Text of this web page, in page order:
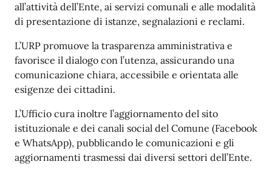
all’attività dell’Ente, ai servizi comunali e alle modalità
di presentazione di istanze, segnalazioni e reclami.
L’URP promuove la trasparenza amministrativa e
favorisce il dialogo con l’utenza, assicurando una
comunicazione chiara, accessibile e orientata alle
esigenze dei cittadini.
L’Ufficio cura inoltre l’aggiornamento del sito
istituzionale e dei canali social del Comune (Facebook
e WhatsApp), pubblicando le comunicazioni e gli
aggiornamenti trasmessi dai diversi settori dell’Ente.